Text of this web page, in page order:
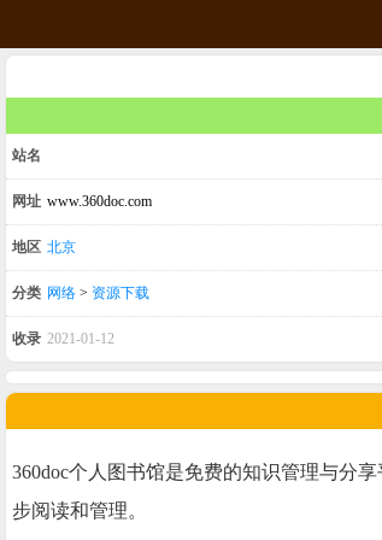
站名
网址 www.360doc.com
地区 北京
分类 网络 > 资源下载
收录 2021-01-12
360doc个人图书馆是免费的知识管理与分
步阅读和管理。